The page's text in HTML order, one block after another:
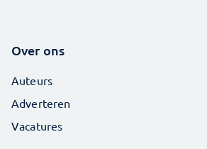
Over ons
Auteurs
Adverteren
Vacatures